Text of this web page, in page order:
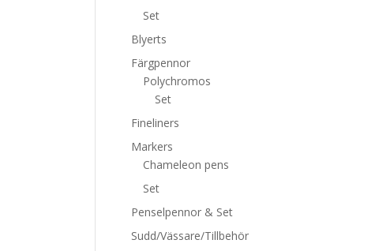
Set
Blyerts
Färgpennor
Polychromos
Set
Fineliners
Markers
Chameleon pens
Set
Penselpennor & Set
Sudd/Vässare/Tillbehör